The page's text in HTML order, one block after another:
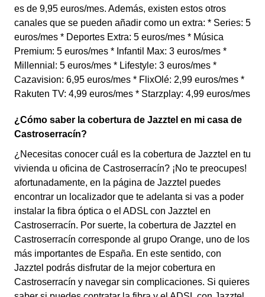
es de 9,95 euros/mes. Además, existen estos otros
canales que se pueden añadir como un extra: * Series: 5
euros/mes * Deportes Extra: 5 euros/mes * Música
Premium: 5 euros/mes * Infantil Max: 3 euros/mes *
Millennial: 5 euros/mes * Lifestyle: 3 euros/mes *
Cazavision: 6,95 euros/mes * FlixOlé: 2,99 euros/mes *
Rakuten TV: 4,99 euros/mes * Starzplay: 4,99 euros/mes
¿Cómo saber la cobertura de Jazztel en mi casa de
Castroserracín?
¿Necesitas conocer cuál es la cobertura de Jazztel en tu
vivienda u oficina de Castroserracín? ¡No te preocupes!
afortunadamente, en la página de Jazztel puedes
encontrar un localizador que te adelanta si vas a poder
instalar la fibra óptica o el ADSL con Jazztel en
Castroserracín. Por suerte, la cobertura de Jazztel en
Castroserracín corresponde al grupo Orange, uno de los
más importantes de España. En este sentido, con
Jazztel podrás disfrutar de la mejor cobertura en
Castroserracín y navegar sin complicaciones. Si quieres